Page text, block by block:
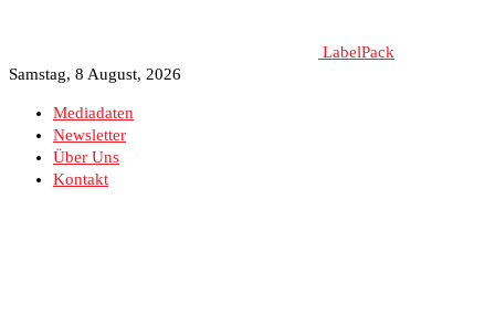
LabelPack
Samstag, 8 August, 2026
Mediadaten
Newsletter
Über Uns
Kontakt